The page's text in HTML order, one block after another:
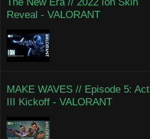
Reveal - VALORANT
MAKE WAVES // Episode 5: Act
III Kickoff - VALORANT